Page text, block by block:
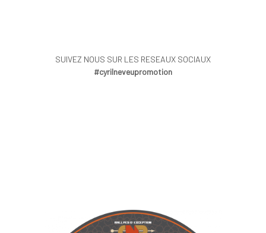
SUIVEZ NOUS SUR LES RESEAUX SOCIAUX
#cyrilneveupromotion